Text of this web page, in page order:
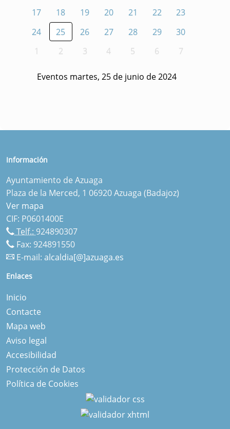
17
18 19 20 21 22
23
24
25 26 27 28 29
30
1
2 3 4 5 6 7
Eventos martes, 25 de junio de 2024
Información
Ayuntamiento de Azuaga
Plaza de la Merced, 1 06920 Azuaga (Badajoz)
Ver mapa
CIF: P0601400E
Telf.: 924890307
Fax: 924891550
E-mail: alcaldia[@]azuaga.es
Enlaces
Inicio
Contacte
Mapa web
Aviso legal
Accesibilidad
Protección de Datos
Política de Cookies